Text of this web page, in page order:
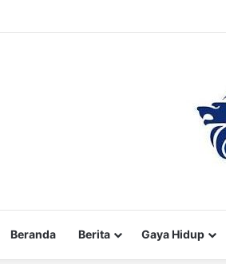
Beranda Berita Gaya Hidup